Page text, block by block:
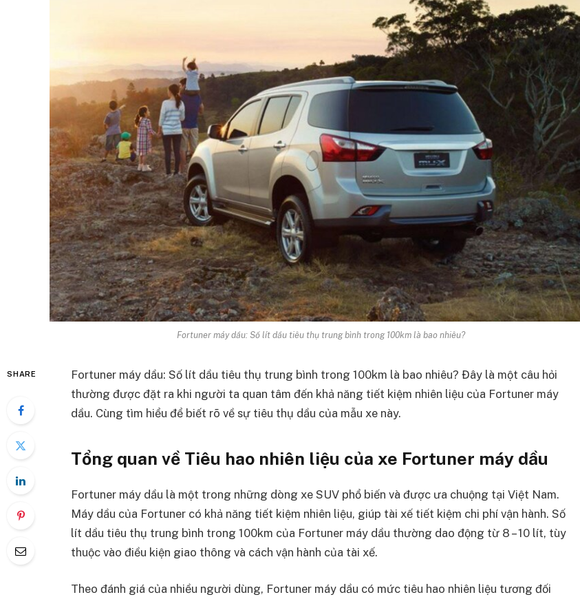
Fortuner máy dầu: Số lít dầu tiêu thụ trung bình trong 100km là bao nhiêu?
SHARE
Fortuner máy dầu: Số lít dầu tiêu thụ trung bình trong 100km là bao nhiêu? Đây là một câu hỏi
thường được đặt ra khi người ta quan tâm đến khả năng tiết kiệm nhiên liệu của Fortuner máy
dầu. Cùng tìm hiểu để biết rõ về sự tiêu thụ dầu của mẫu xe này.
Tổng quan về Tiêu hao nhiên liệu của xe Fortuner máy dầu
Fortuner máy dầu là một trong những dòng xe SUV phổ biến và được ưa chuộng tại Việt Nam.
Máy dầu của Fortuner có khả năng tiết kiệm nhiên liệu, giúp tài xế tiết kiệm chi phí vận hành. Số
lít dầu tiêu thụ trung bình trong 100km của Fortuner máy dầu thường dao động từ 8 – 10 lít, tùy
thuộc vào điều kiện giao thông và cách vận hành của tài xế.
Theo đánh giá của nhiều người dùng, Fortuner máy dầu có mức tiêu hao nhiên liệu tương đối